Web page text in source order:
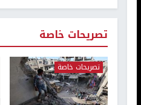
تصريحات خاصة
تصريحات خاصة